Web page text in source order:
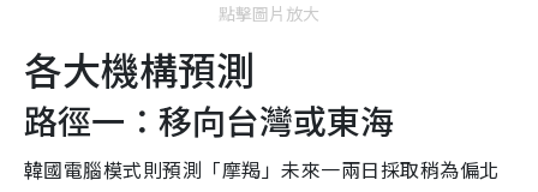
點擊圖片放大
各大機構預測
路徑一：移向台灣或東海
韓國電腦模式則預測「摩羯」未來一兩日採取稍為偏北